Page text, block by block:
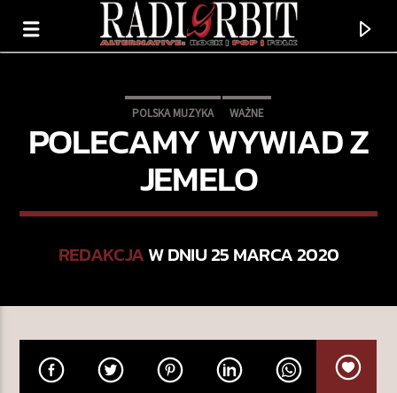
SHOUT
PLACEBO
POLSKA MUZYKA WAŻNE
POLECAMY WYWIAD Z
JEMELO
REDAKCJAW DNIU 25 MARCA 2020